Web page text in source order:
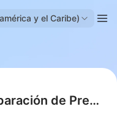
y el Caribe)
Asistente de Comparación de Precios